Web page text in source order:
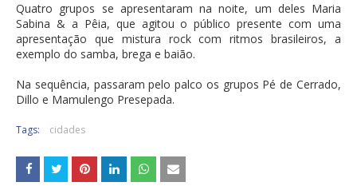
Quatro grupos se apresentaram na noite, um deles Maria
Sabina & a Pêia, que agitou o público presente com uma
apresentação que mistura rock com ritmos brasileiros, a
exemplo do samba, brega e baião.
Na sequência, passaram pelo palco os grupos Pé de Cerrado,
Dillo e Mamulengo Presepada.
Tags: cidades